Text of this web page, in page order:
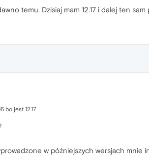
temu. Dzisiaj mam 12.17 i dalej ten
bo jest 12.17
w późniejszych wersjach mnie